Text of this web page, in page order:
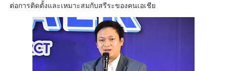
ต่อการติดตั้งและเหมาะสมกับสรีระของคนเอเชีย